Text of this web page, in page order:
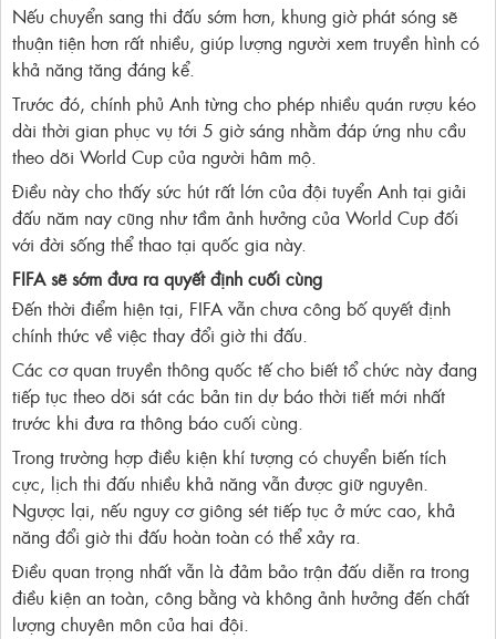
Nếu chuyển sang thi đấu sớm hơn, khung giờ phát sóng sẽ
thuận tiện hơn rất nhiều, giúp lượng người xem truyền hình có
khả năng tăng đáng kể.
Trước đó, chính phủ Anh từng cho phép nhiều quán rượu kéo
dài thời gian phục vụ tới 5 giờ sáng nhằm đáp ứng nhu cầu
theo dõi World Cup của người hâm mộ.
Điều này cho thấy sức hút rất lớn của đội tuyển Anh tại giải
đấu năm nay cũng như tầm ảnh hưởng của World Cup đối
với đời sống thể thao tại quốc gia này.
FIFA sẽ sớm đưa ra quyết định cuối cùng
Đến thời điểm hiện tại, FIFA vẫn chưa công bố quyết định
chính thức về việc thay đổi giờ thi đấu.
Các cơ quan truyền thông quốc tế cho biết tổ chức này đang
tiếp tục theo dõi sát các bản tin dự báo thời tiết mới nhất
trước khi đưa ra thông báo cuối cùng.
Trong trường hợp điều kiện khí tượng có chuyển biến tích
cực, lịch thi đấu nhiều khả năng vẫn được giữ nguyên.
Ngược lại, nếu nguy cơ giông sét tiếp tục ở mức cao, khả
năng đổi giờ thi đấu hoàn toàn có thể xảy ra.
Điều quan trọng nhất vẫn là đảm bảo trận đấu diễn ra trong
điều kiện an toàn, công bằng và không ảnh hưởng đến chất
lượng chuyên môn của hai đội.